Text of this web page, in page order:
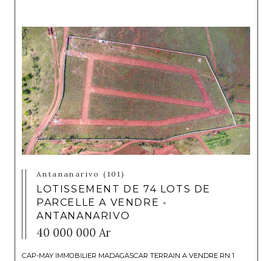
Antananarivo (101)
LOTISSEMENT DE 74 LOTS DE
PARCELLE A VENDRE -
ANTANANARIVO
40 000 000 Ar
CAP-MAY IMMOBILIER MADAGASCAR TERRAIN A VENDRE RN 1